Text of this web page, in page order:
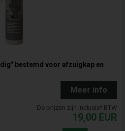
bestemd voor afzuigkap en
Meer info
De prijzen zijn inclusief BTW
19,00 EUR